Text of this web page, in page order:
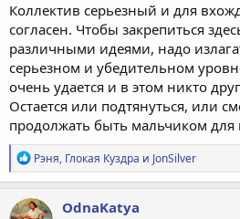
Коллектив серьезный и для
согласен. Чтобы закрепиться
различными идеями, надо
серьезном и убедительном
очень удается и в этом никто
Остается или подтянуться, или
продолжать быть мальчиком
Р
е
а
к
ц
Рэня, Глокая Куздра и JonSilver
OdnaKatya